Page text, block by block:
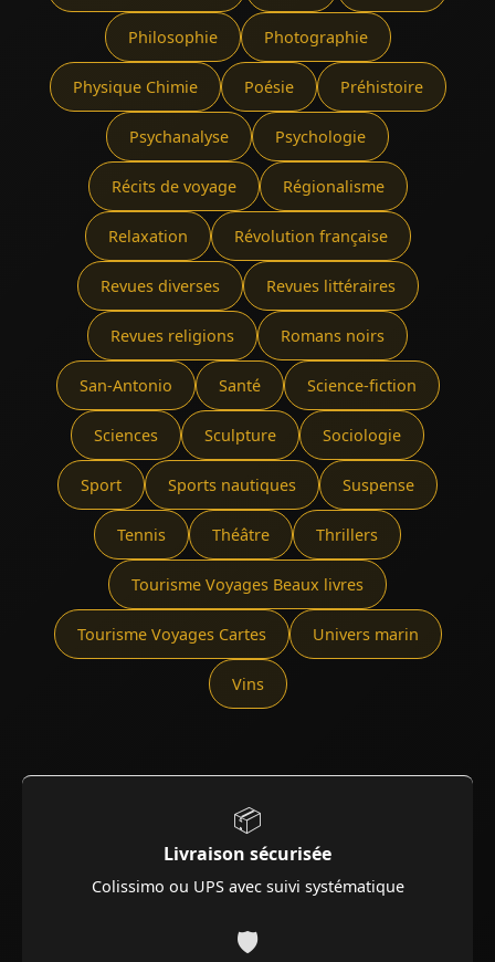
Philosophie Photographie
Physique Chimie Poésie Préhistoire
Psychanalyse Psychologie
Récits de voyage Régionalisme
Relaxation Révolution française
Revues diverses Revues littéraires
Revues religions Romans noirs
San-Antonio Santé Science-fiction
Sciences Sculpture Sociologie
Sport Sports nautiques Suspense
Tennis Théâtre Thrillers
Tourisme Voyages Beaux livres
Tourisme Voyages Cartes Univers marin
Vins
📦
Livraison sécurisée
Colissimo ou UPS avec suivi systématique
🛡️